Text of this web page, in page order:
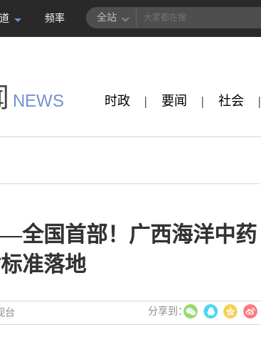
频率 全站
NEWS 时政 | 要闻 | 社会 |
全国首部！广西海洋中药
准落地
台